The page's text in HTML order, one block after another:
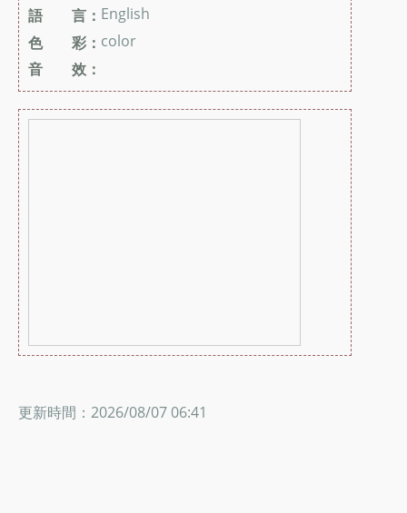
語 言： English
色 彩： color
音 效：
更新時間：2026/08/07 06:41